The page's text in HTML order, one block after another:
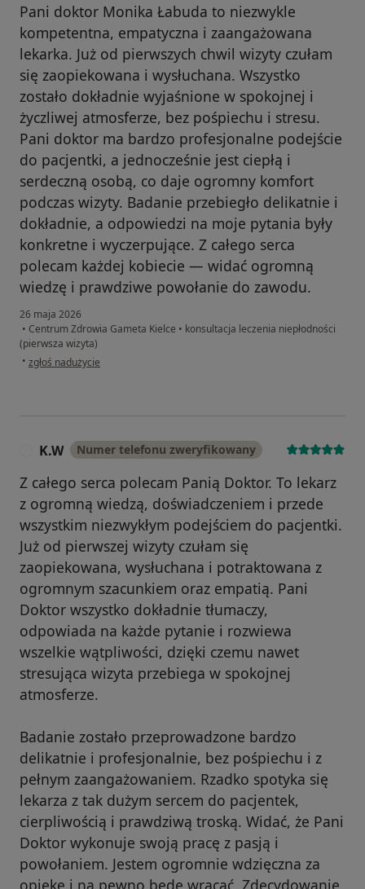
Pani doktor Monika Łabuda to niezwykle
kompetentna, empatyczna i zaangażowana
lekarka. Już od pierwszych chwil wizyty czułam
się zaopiekowana i wysłuchana. Wszystko
zostało dokładnie wyjaśnione w spokojnej i
życzliwej atmosferze, bez pośpiechu i stresu.
Pani doktor ma bardzo profesjonalne podejście
do pacjentki, a jednocześnie jest ciepłą i
serdeczną osobą, co daje ogromny komfort
podczas wizyty. Badanie przebiegło delikatnie i
dokładnie, a odpowiedzi na moje pytania były
konkretne i wyczerpujące. Z całego serca
polecam każdej kobiecie — widać ogromną
wiedzę i prawdziwe powołanie do zawodu.
26 maja 2026
• Centrum Zdrowia Gameta Kielce • konsultacja leczenia niepłodności
(pierwsza wizyta)
• w opinii użytkownika AB
zgłoś nadużycie
K.W Numer telefonu zweryfikowany
Z całego serca polecam Panią Doktor. To lekarz
z ogromną wiedzą, doświadczeniem i przede
wszystkim niezwykłym podejściem do pacjentki.
Już od pierwszej wizyty czułam się
zaopiekowana, wysłuchana i potraktowana z
ogromnym szacunkiem oraz empatią. Pani
Doktor wszystko dokładnie tłumaczy,
odpowiada na każde pytanie i rozwiewa
wszelkie wątpliwości, dzięki czemu nawet
stresująca wizyta przebiega w spokojnej
atmosferze.
Badanie zostało przeprowadzone bardzo
delikatnie i profesjonalnie, bez pośpiechu i z
pełnym zaangażowaniem. Rzadko spotyka się
lekarza z tak dużym sercem do pacjentek,
cierpliwością i prawdziwą troską. Widać, że Pani
Doktor wykonuje swoją pracę z pasją i
powołaniem. Jestem ogromnie wdzięczna za
opiekę i na pewno będę wracać. Zdecydowanie